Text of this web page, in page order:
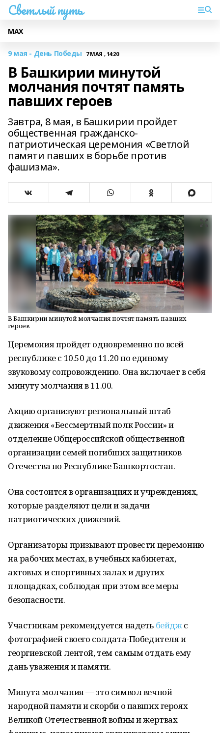
Светлый путь
МАХ
9 мая - День Победы 7 МАЯ , 14:20
В Башкирии минутой
молчания почтят память
павших героев
Завтра, 8 мая, в Башкирии пройдет
общественная гражданско-
патриотическая церемония «Светлой
памяти павших в борьбе против
фашизма».
В Башкирии минутой молчания почтят память павших
героев
Церемония пройдет одновременно по всей
республике с 10.50 до 11.20 по единому
звуковому сопровождению. Она включает в себя
минуту молчания в 11.00.
Акцию организуют региональный штаб
движения «Бессмертный полк России» и
отделение Общероссийской общественной
организации семей погибших защитников
Отечества по Республике Башкортостан.
Она состоится в организациях и учреждениях,
которые разделяют цели и задачи
патриотических движений.
Организаторы призывают провести церемонию
на рабочих местах, в учебных кабинетах,
актовых и спортивных залах и других
площадках, соблюдая при этом все меры
безопасности.
Участникам рекомендуется надеть бейджс
фотографией своего солдата-Победителя и
георгиевской лентой, тем самым отдать ему
дань уважения и памяти.
Минута молчания — это символ вечной
народной памяти и скорби о павших героях
Великой Отечественной войны и жертвах